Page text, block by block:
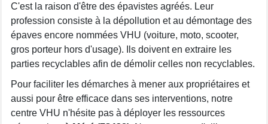
C'est la raison d'être des épavistes agréés. Leur
profession consiste à la dépollution et au démontage des
épaves encore nommées VHU (voiture, moto, scooter,
gros porteur hors d'usage). Ils doivent en extraire les
parties recyclables afin de démolir celles non recyclables.
Pour faciliter les démarches à mener aux propriétaires et
aussi pour être efficace dans ses interventions, notre
centre VHU n'hésite pas à déployer les ressources